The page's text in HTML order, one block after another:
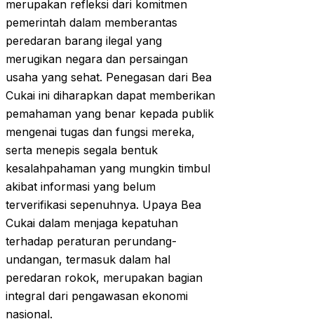
merupakan refleksi dari komitmen
pemerintah dalam memberantas
peredaran barang ilegal yang
merugikan negara dan persaingan
usaha yang sehat. Penegasan dari Bea
Cukai ini diharapkan dapat memberikan
pemahaman yang benar kepada publik
mengenai tugas dan fungsi mereka,
serta menepis segala bentuk
kesalahpahaman yang mungkin timbul
akibat informasi yang belum
terverifikasi sepenuhnya. Upaya Bea
Cukai dalam menjaga kepatuhan
terhadap peraturan perundang-
undangan, termasuk dalam hal
peredaran rokok, merupakan bagian
integral dari pengawasan ekonomi
nasional.